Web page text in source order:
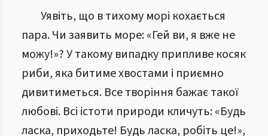
Уявіть, що в тихому морі кохається
пара. Чи заявить море: «Гей ви, я вже не
можу!»? У такому випадку припливе косяк
риби, яка битиме хвостами і приємно
дивитиметься. Все творіння бажає такої
любові. Всі істоти природи кличуть: «Будь
ласка, приходьте! Будь ласка, робіть це!»,